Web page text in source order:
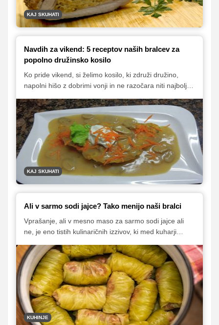
KAJ SKUHATI
Navdih za vikend: 5 receptov naših bralcev za
popolno družinsko kosilo
Ko pride vikend, si želimo kosilo, ki združi družino,
napolni hišo z dobrimi vonji in ne razočara niti najbolj
receptov naših bralcev, ki so kot nalašč za sproščeno,
a okusno družinsko kosilo.
KAJ SKUHATI
Ali v sarmo sodi jajce? Tako menijo naši bralci
Vprašanje, ali v mesno maso za sarmo sodi jajce ali
ne, je eno tistih kulinaričnih izzivov, ki med kuharji
ključno za strukturo in sočnost, drugi pa vztrajajo, da v
pravo sarmo ne spada, saj za pripravo mase
zadostujejo zgolj meso, riž in začimbe.
KUHINJE